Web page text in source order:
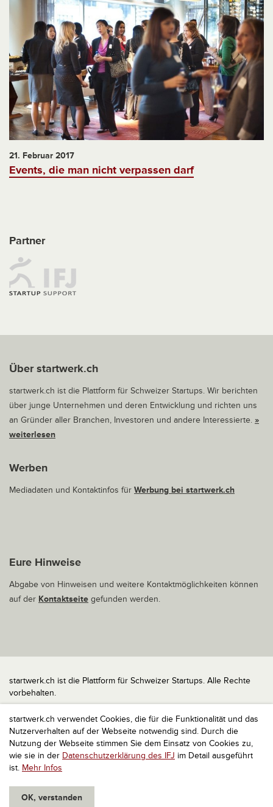
startwerk.ch verwendet Cookies, die für die Funktionalität und das
Nutzerverhalten auf der Webseite notwendig sind. Durch die
Nutzung der Webseite stimmen Sie dem Einsatz von Cookies zu,
wie sie in der Datenschutzerklärung des IFJ im Detail ausgeführt
ist. Mehr Infos
OK, verstanden
21. Februar 2017
Events, die man nicht verpassen darf
Partner
Über startwerk.ch
startwerk.ch ist die Plattform für Schweizer Startups. Wir berichten
über junge Unternehmen und deren Entwicklung und richten uns
an Gründer aller Branchen, Investoren und andere Interessierte. »
weiterlesen
Werben
Mediadaten und Kontaktinfos für Werbung bei startwerk.ch
Eure Hinweise
Abgabe von Hinweisen und weitere Kontaktmöglichkeiten können
auf der Kontaktseite gefunden werden.
startwerk.ch ist die Plattform für Schweizer Startups. Alle Rechte
vorbehalten.
Impressum
Kontakt
nach oben